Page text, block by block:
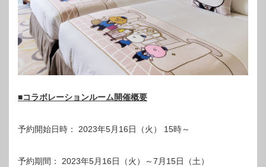
■コラボレーションルーム開催概要
予約開始日時： 2023年5月16日（火） 15時～
予約期間： 2023年5月16日（火）～7月15日（土）